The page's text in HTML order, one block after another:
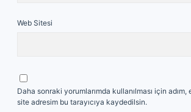
Web Sitesi
Daha sonraki yorumlarımda kullanılması için
site adresim bu tarayıcıya kaydedilsin.